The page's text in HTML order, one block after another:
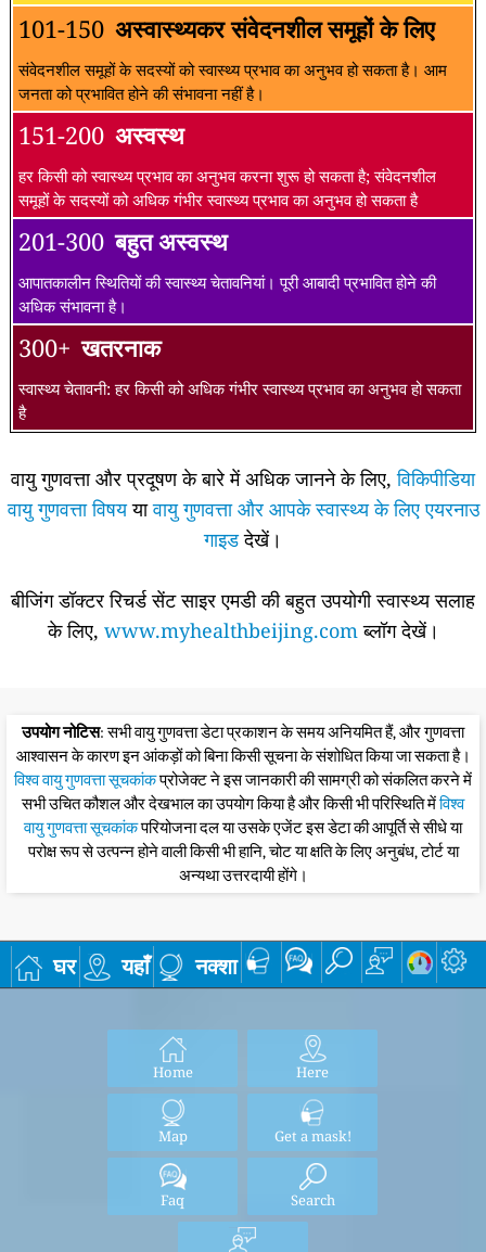
101-150 अस्वास्थ्यकर संवेदनशील समूहों के लिए
संवेदनशील समूहों के सदस्यों को स्वास्थ्य प्रभाव का अनुभव हो सकता है। आम
जनता को प्रभावित होने की संभावना नहीं है।
151-200 अस्वस्थ
हर किसी को स्वास्थ्य प्रभाव का अनुभव करना शुरू हो सकता है; संवेदनशील
समूहों के सदस्यों को अधिक गंभीर स्वास्थ्य प्रभाव का अनुभव हो सकता है
201-300 बहुत अस्वस्थ
आपातकालीन स्थितियों की स्वास्थ्य चेतावनियां। पूरी आबादी प्रभावित होने की
अधिक संभावना है।
300+ खतरनाक
स्वास्थ्य चेतावनी: हर किसी को अधिक गंभीर स्वास्थ्य प्रभाव का अनुभव हो सकता
है
वायु गुणवत्ता और प्रदूषण के बारे में अधिक जानने के लिए,विकिपीडिया
वायु गुणवत्ता विषययावायु गुणवत्ता और आपके स्वास्थ्य के लिए एयरनाउ
गाइडदेखें।
बीजिंग डॉक्टर रिचर्ड सेंट साइर एमडी की बहुत उपयोगी स्वास्थ्य सलाह
के लिए, www.myhealthbeijing.comब्लॉग देखें।
उपयोग नोटिस: सभी वायु गुणवत्ता डेटा प्रकाशन के समय अनियमित हैं, और गुणवत्ता
आश्वासन के कारण इन आंकड़ों को बिना किसी सूचना के संशोधित किया जा सकता है।
विश्व वायु गुणवत्ता सूचकांकप्रोजेक्ट ने इस जानकारी की सामग्री को संकलित करने में
सभी उचित कौशल और देखभाल का उपयोग किया है और किसी भी परिस्थिति मेंविश्व
वायु गुणवत्ता सूचकांकपरियोजना दल या उसके एजेंट इस डेटा की आपूर्ति से सीधे या
परोक्ष रूप से उत्पन्न होने वाली किसी भी हानि, चोट या क्षति के लिए अनुबंध, टोर्ट या
अन्यथा उत्तरदायी होंगे।
घर यहाँ नक्शा
Home Here
Map Get a mask!
Faq Search